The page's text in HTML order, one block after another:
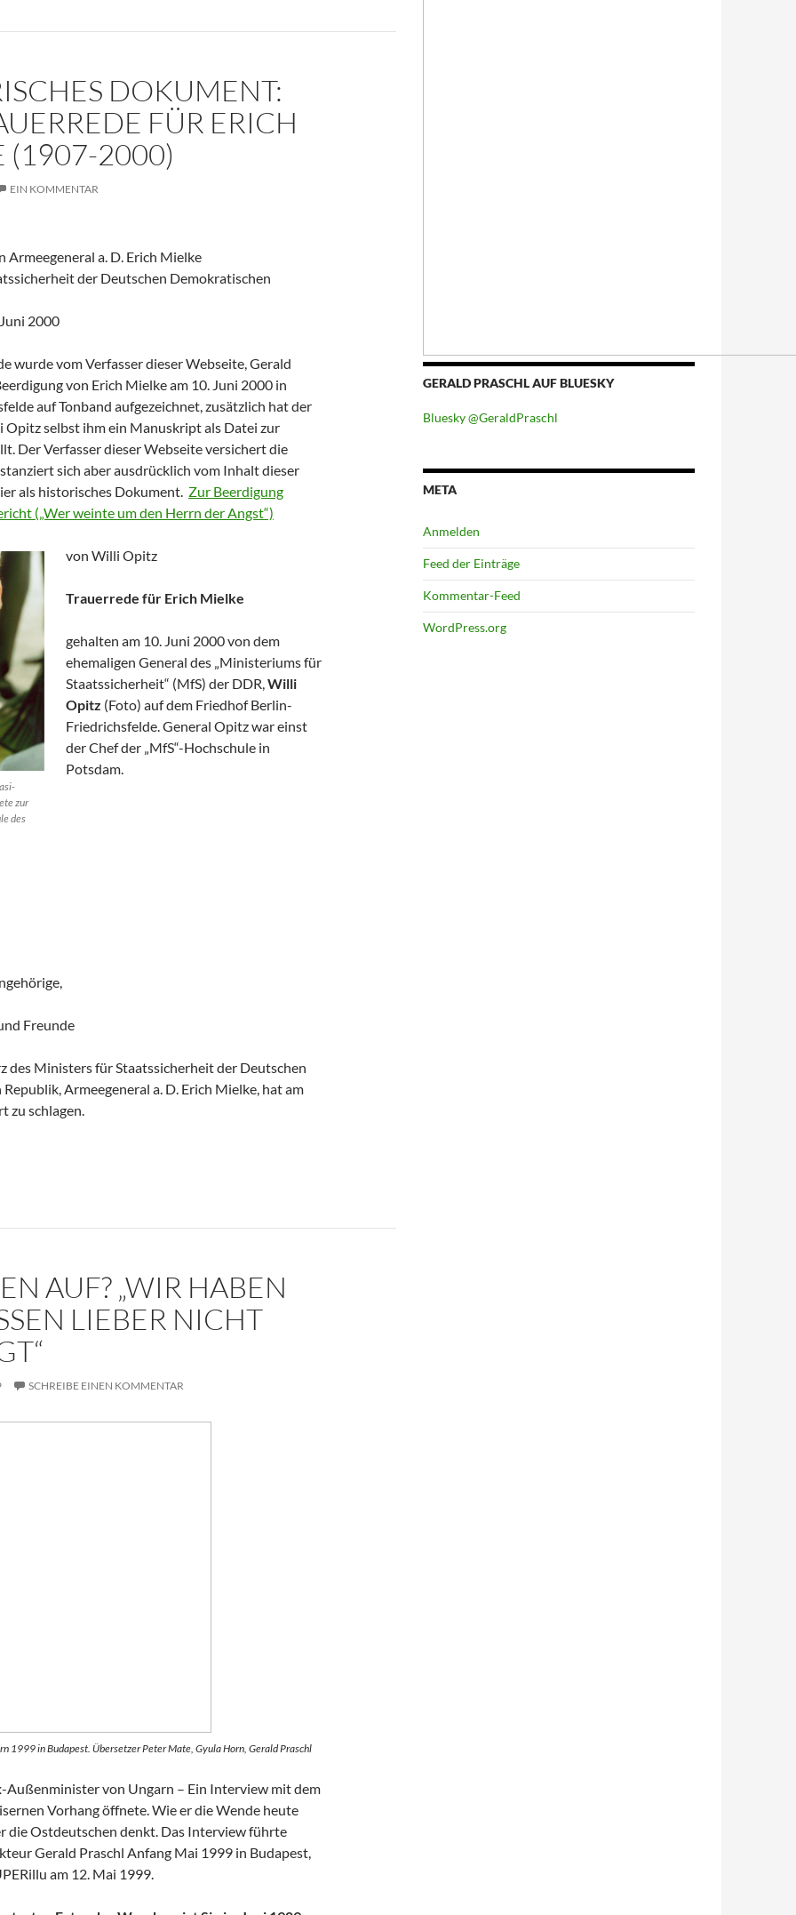
DOKUMENT:
FÜR ERICH
(1907-2000)
EIN KOMMENTAR
Armeegeneral a. D. Erich Mielke
der Deutschen Demokratischen
2000
wurde vom Verfasser dieser Webseite, Gerald
von Erich Mielke am 10. Juni 2000 in
auf Tonband aufgezeichnet, zusätzlich hat der
selbst ihm ein Manuskript als Datei zur
Der Verfasser dieser Webseite versichert die
sich aber ausdrücklich vom Inhalt dieser
als historisches Dokument. Zur Beerdigung
(„Wer weinte um den Herrn der Angst“)
zur
des
von Willi Opitz
Trauerrede für Erich Mielke
gehalten am 10. Juni 2000 von dem
ehemaligen General des „Ministeriums für
Staatssicherheit“ (MfS) der DDR,Willi
Opitz (Foto) auf dem Friedhof Berlin-
Friedrichsfelde. General Opitz war einst
der Chef der „MfS“-Hochschule in
Potsdam.
Freunde
des Ministers für Staatssicherheit der Deutschen
Armeegeneral a. D. Erich Mielke, hat am
zu schlagen.
Die Trauerrede für Erich Mielke (1907-2000)
AUF? „WIR HABEN
LIEBER NICHT
SCHREIBE EINEN KOMMENTAR
1999 in Budapest. Übersetzer Peter Mate, Gyula Horn, Gerald Praschl
Außenminister von Ungarn – Ein Interview mit dem
Vorhang öffnete. Wie er die Wende heute
die Ostdeutschen denkt. Das Interview führte
Gerald Praschl Anfang Mai 1999 in Budapest,
am 12. Mai 1999.
GERALD PRASCHL AUF BLUESKY
Bluesky @GeraldPraschl
META
Anmelden
Feed der Einträge
Kommentar-Feed
WordPress.org